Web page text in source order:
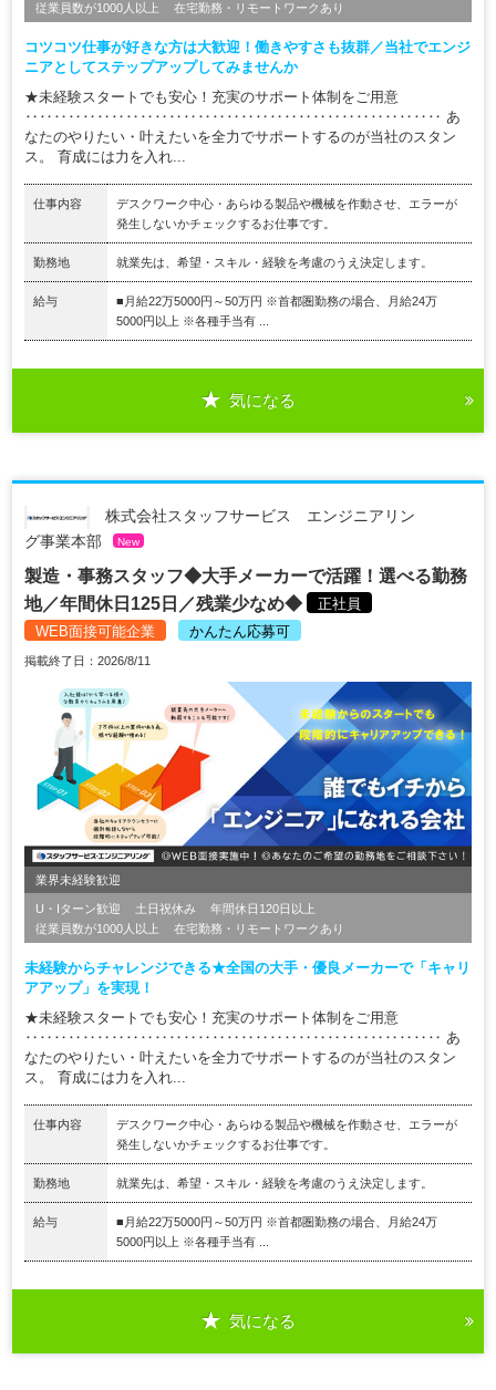
従業員数が1000人以上
在宅勤務・リモートワークあり
コツコツ仕事が好きな方は大歓迎！働きやすさも抜群／当社でエンジ
ニアとしてステップアップしてみませんか
★未経験スタートでも安心！充実のサポート体制をご用意
‥‥‥‥‥‥‥‥‥‥‥‥‥‥‥‥‥‥‥‥‥‥‥‥‥‥‥‥‥ あ
なたのやりたい・叶えたいを全力でサポートするのが当社のスタン
ス。 育成には力を入れ...
仕事内容
デスクワーク中心・あらゆる製品や機械を作動させ、エラーが
発生しないかチェックするお仕事です。
勤務地 就業先は、希望・スキル・経験を考慮のうえ決定します。
給与
■月給22万5000円～50万円 ※首都圏勤務の場合、月給24万
5000円以上 ※各種手当有 ...
気になる
株式会社スタッフサービス エンジニアリン
グ事業本部
New
製造・事務スタッフ◆大手メーカーで活躍！選べる勤務
地／年間休日125日／残業少なめ◆
正社員
WEB面接可能企業
かんたん応募可
掲載終了日：2026/8/11
業界未経験歓迎
U・Iターン歓迎 土日祝休み
年間休日120日以上
従業員数が1000人以上
在宅勤務・リモートワークあり
未経験からチャレンジできる★全国の大手・優良メーカーで「キャリ
アアップ」を実現！
★未経験スタートでも安心！充実のサポート体制をご用意
‥‥‥‥‥‥‥‥‥‥‥‥‥‥‥‥‥‥‥‥‥‥‥‥‥‥‥‥‥ あ
なたのやりたい・叶えたいを全力でサポートするのが当社のスタン
ス。 育成には力を入れ...
仕事内容
デスクワーク中心・あらゆる製品や機械を作動させ、エラーが
発生しないかチェックするお仕事です。
勤務地 就業先は、希望・スキル・経験を考慮のうえ決定します。
給与
■月給22万5000円～50万円 ※首都圏勤務の場合、月給24万
5000円以上 ※各種手当有 ...
気になる